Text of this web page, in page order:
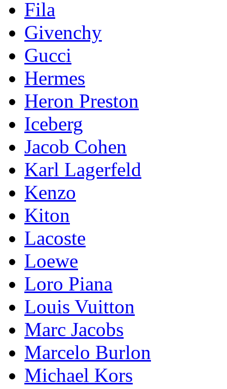
Fila
Givenchy
Gucci
Hermes
Heron Preston
Iceberg
Jacob Cohen
Karl Lagerfeld
Kenzo
Kiton
Lacoste
Loewe
Loro Piana
Lоuis Vuittоn
Marc Jacobs
Marcelo Burlon
Michael Kors